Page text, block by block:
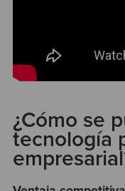
¿Cómo se
tecnología